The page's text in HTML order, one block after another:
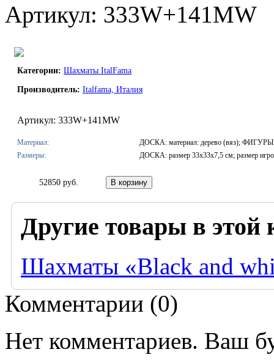
Артикул: 333W+141MW
Категории: Шахматы ItalFama
Производитель: Italfama, Италия
Артикул: 333W+141MW
Материал:
ДОСКА: материал: дерево (вяз); ФИГУРЫ:
Размеры:
ДОСКА: размер 33x33x7,5 см; размер
52850 руб.
Другие товары в этой
Шахматы «Black and
Комментарии (0)
Нет комментариев. Ваш